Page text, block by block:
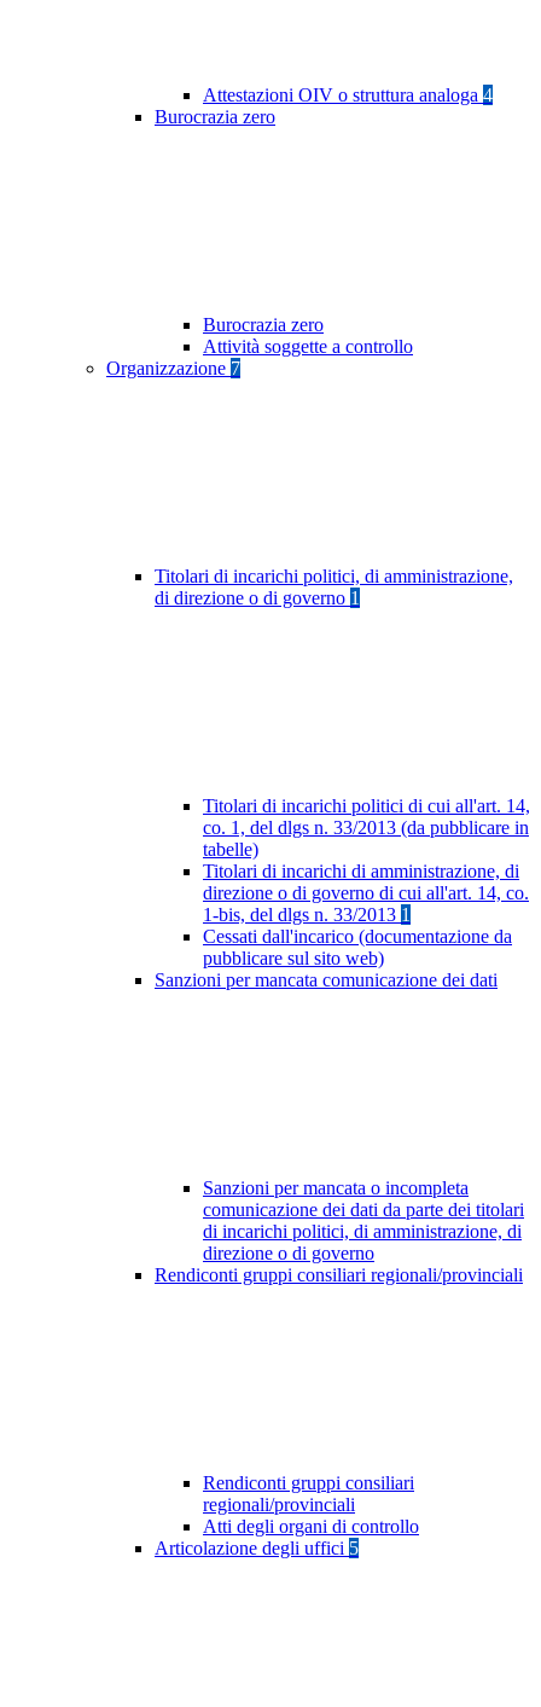
Attestazioni OIV o struttura analoga 4
Burocrazia zero
Burocrazia zero
Attività soggette a controllo
Organizzazione 7
Titolari di incarichi politici, di amministrazione,
di direzione o di governo 1
Titolari di incarichi politici di cui all'art. 14,
co. 1, del dlgs n. 33/2013 (da pubblicare in
tabelle)
Titolari di incarichi di amministrazione, di
direzione o di governo di cui all'art. 14, co.
1-bis, del dlgs n. 33/2013 1
Cessati dall'incarico (documentazione da
pubblicare sul sito web)
Sanzioni per mancata comunicazione dei dati
Sanzioni per mancata o incompleta
comunicazione dei dati da parte dei titolari
di incarichi politici, di amministrazione, di
direzione o di governo
Rendiconti gruppi consiliari regionali/provinciali
Rendiconti gruppi consiliari
regionali/provinciali
Atti degli organi di controllo
Articolazione degli uffici 5